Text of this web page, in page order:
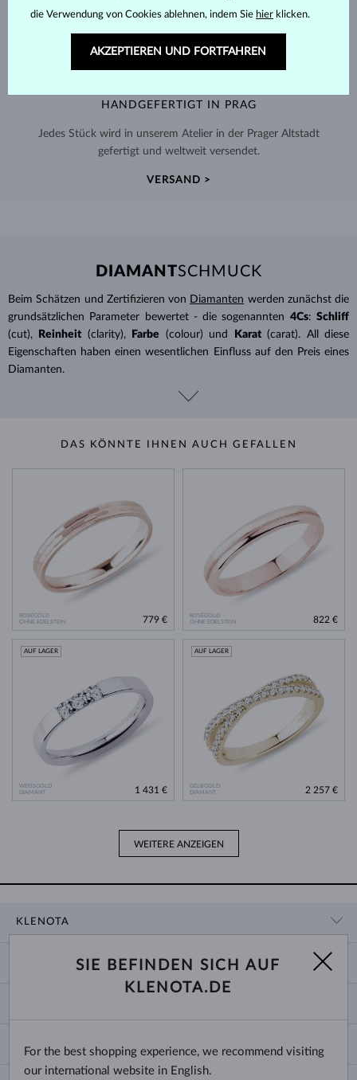
HANDGEFERTIGT IN PRAG
Jedes Stück wird in unserem Atelier in der Prager Altstadt
gefertigt und weltweit versendet.
VERSAND >
DIAMANTSCHMUCK
Beim Schätzen und Zertifizieren von Diamanten werden zunächst die
grundsätzlichen Parameter bewertet - die sogenannten 4Cs: Schliff
(cut),
Reinheit (clarity), Farbe (colour) und Karat (carat). All diese
Eigenschaften haben einen wesentlichen Einfluss auf den Preis eines
Diamanten.
DAS KÖNNTE IHNEN AUCH GEFALLEN
ROSÉGOLD
OHNE EDELSTEIN
779 €
ROSÉGOLD
OHNE EDELSTEIN
822 €
WEISSGOLD
DIAMANT
AUF LAGER
1 431 €
GELBGOLD
DIAMANT
AUF LAGER
2 257 €
WEITERE ANZEIGEN
KLENOTA
BLOG
ZAHLUNG UND VERSAND
TRAURINGE AUSWÄHLEN
ECHTHEITSZERTIFIKATE
KETTENGRÖSSEN UND -ARTEN
ARMBANDGRÖSSEN
Deutschland & Österreich
die Verwendung von Cookies ablehnen, indem Sie hier klicken.
AKZEPTIEREN UND FORTFAHREN
SIE BEFINDEN SICH AUF
KLENOTA.DE
For the best shopping experience, we recommend visiting
our international website in English.